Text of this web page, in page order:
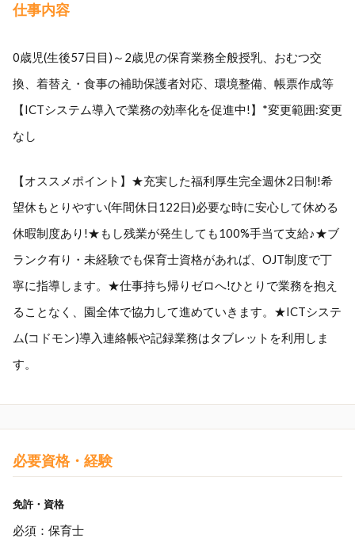
仕事内容
0歳児(生後57日目)～2歳児の保育業務全般授乳、おむつ交
換、着替え・食事の補助保護者対応、環境整備、帳票作成等
【ICTシステム導入で業務の効率化を促進中!】*変更範囲:変更
なし
【オススメポイント】★充実した福利厚生完全週休2日制!希
望休もとりやすい(年間休日122日)必要な時に安心して休める
休暇制度あり!★もし残業が発生しても100%手当て支給♪★ブ
ランク有り・未経験でも保育士資格があれば、OJT制度で丁
寧に指導します。★仕事持ち帰りゼロへ!ひとりで業務を抱え
ることなく、園全体で協力して進めていきます。★ICTシステ
ム(コドモン)導入連絡帳や記録業務はタブレットを利用しま
す。
必要資格・経験
免許・資格
必須：保育士